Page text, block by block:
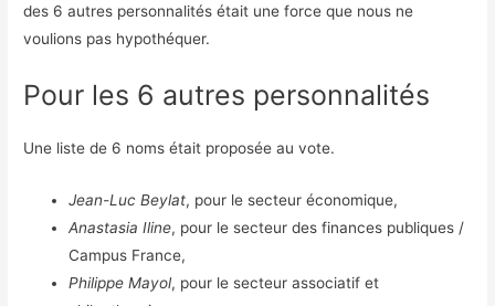
des 6 autres personnalités était une force que nous ne
voulions pas hypothéquer.
Pour les 6 autres personnalités
Une liste de 6 noms était proposée au vote.
Jean-Luc Beylat, pour le secteur économique,
Anastasia Iline, pour le secteur des finances publiques /
Campus France,
Philippe Mayol, pour le secteur associatif et